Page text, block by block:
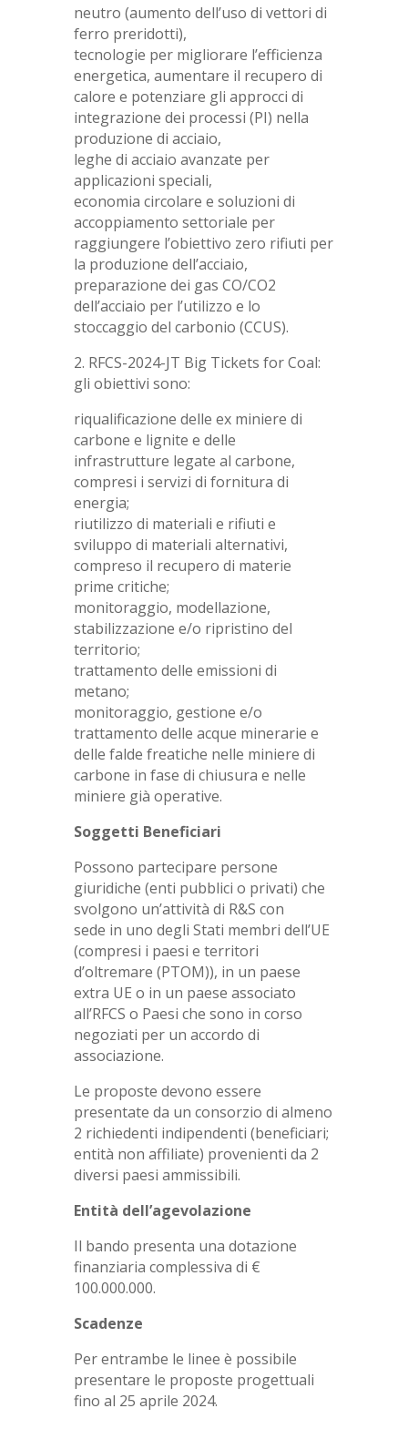
neutro (aumento dell’uso di vettori di
ferro preridotti),
tecnologie per migliorare l’efficienza
energetica, aumentare il recupero di
calore e potenziare gli approcci di
integrazione dei processi (PI) nella
produzione di acciaio,
leghe di acciaio avanzate per
applicazioni speciali,
economia circolare e soluzioni di
accoppiamento settoriale per
raggiungere l’obiettivo zero rifiuti per
la produzione dell’acciaio,
preparazione dei gas CO/CO2
dell’acciaio per l’utilizzo e lo
stoccaggio del carbonio (CCUS).
2. RFCS-2024-JT Big Tickets for Coal:
gli obiettivi sono:
riqualificazione delle ex miniere di
carbone e lignite e delle
infrastrutture legate al carbone,
compresi i servizi di fornitura di
energia;
riutilizzo di materiali e rifiuti e
sviluppo di materiali alternativi,
compreso il recupero di materie
prime critiche;
monitoraggio, modellazione,
stabilizzazione e/o ripristino del
territorio;
trattamento delle emissioni di
metano;
monitoraggio, gestione e/o
trattamento delle acque minerarie e
delle falde freatiche nelle miniere di
carbone in fase di chiusura e nelle
miniere già operative.
Soggetti Beneficiari
Possono partecipare persone
giuridiche (enti pubblici o privati) che
svolgono un’attività di R&S con
sede in uno degli Stati membri dell’UE
(compresi i paesi e territori
d’oltremare (PTOM)), in un paese
extra UE o in un paese associato
all’RFCS o Paesi che sono in corso
negoziati per un accordo di
associazione.
Le proposte devono essere
presentate da un consorzio di almeno
2 richiedenti indipendenti (beneficiari;
entità non affiliate) provenienti da 2
diversi paesi ammissibili.
Entità dell’agevolazione
Il bando presenta una dotazione
finanziaria complessiva di €
100.000.000.
Scadenze
Per entrambe le linee è possibile
presentare le proposte progettuali
fino al 25 aprile 2024.